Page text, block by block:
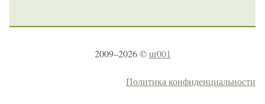
2009–2026 ©ur001
Политика конфиденциальности